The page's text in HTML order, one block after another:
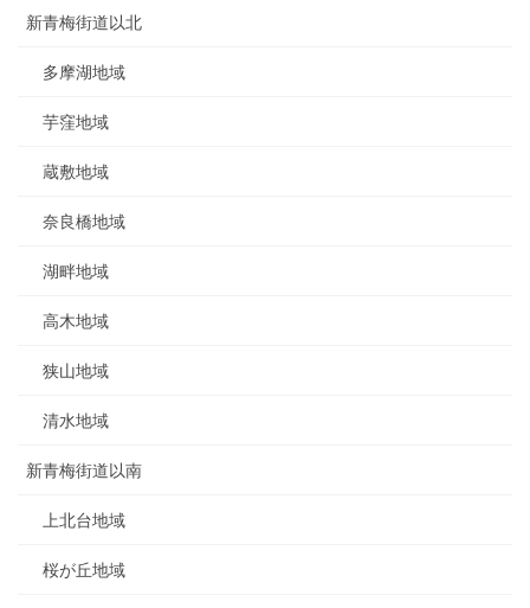
新青梅街道以北
多摩湖地域
芋窪地域
蔵敷地域
奈良橋地域
湖畔地域
高木地域
狭山地域
清水地域
新青梅街道以南
上北台地域
桜が丘地域